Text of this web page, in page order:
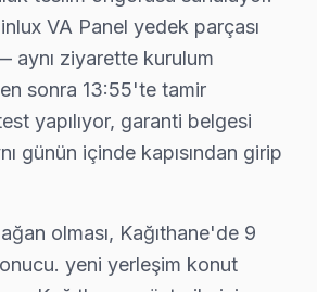
Onarımı: BGA reballing ve
Sistem Desteği: Smart televizyon,
çevre mahallelere yerinde servis
ve Sonrası Destek
Servis Garanti Belgesi - 1 Yıl Parça
Kağıthane'de 6 ay — aynı
Kağıthane servisimizde
VA Panel yedek parçası
aynı ziyarette kurulum
sonra 13:55'te tamir
yapılıyor, garanti belgesi
günün içinde kapısından girip
olması, Kağıthane'de 9
yeni yerleşim konut